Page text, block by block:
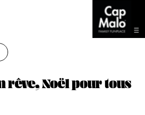
rêve, Noël pour tous